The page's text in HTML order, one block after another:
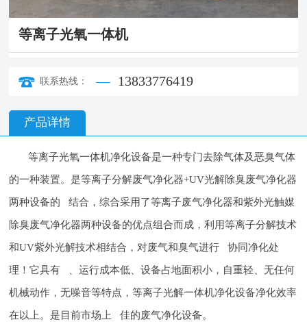
等离子光氧一体机
联系热线： 13833776419
产品详情
等离子光氧一体机净化设备是一种专门去除气体及恶臭气体
的一种装置。是等离子分解废气净化器+UV光解除臭废气净化器
两种设备的 结合，综合采用了等离子废气净化器和紫外光触媒
除臭废气净化器两种设备的优点组合而成，利用等离子分解技术
和UV紫外光解技术相结合，对废气和臭气进行 协同净化处
理！它具有 、运行成本低、设备占地面积小，自重轻、无任何
机械动作，无噪音等特点，等离子光解一体机净化设备净化效率
在以上。是目前市场上 佳的废气净化设备。